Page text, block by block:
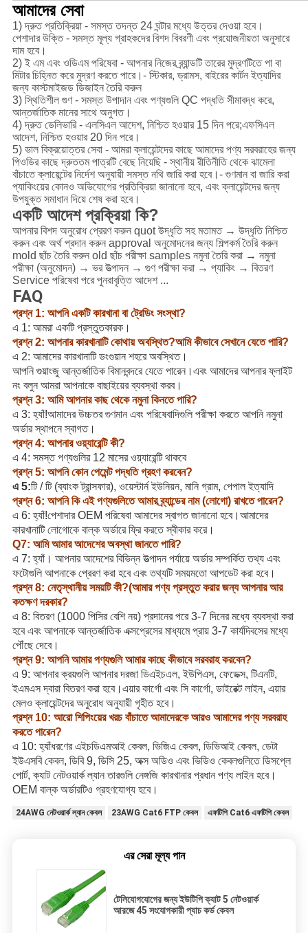
আমাদের সেবা
1) দ্রুত প্রতিক্রিয়া - সমস্ত তদন্ত 24 ঘন্টার মধ্যে উত্তর দেওয়া হবে।
পেশাদার উক্তি - সমস্ত মূল্য গ্রাহকদের বিশদ বিবরণী এবং প্রয়োজনীয়তা অনুসারে
দাম হবে।
2) ই এম এবং ওডিএম পরিষেবা - আপনার নিজের ব্র্যান্ডটি তারের মুদ্রণটিতে পা বা
মিটার চিহ্নিত করে মুদ্রণ করতে পারে।- স্টিকার, ড্রামস, বাইরের কার্টন ইত্যাদির
জন্য কাস্টমাইজড ডিজাইন তৈরি করুন
3) স্থিতিশীল গুণ - সমস্ত উপাদান এবং পণ্যগুলি QC পদ্ধতি সীমাবদ্ধ করে,
আন্তর্জাতিক মানের সাথে অনুগত।
4) দ্রুত ডেলিভারি - এলসিএল আদেশ, নিশ্চিত হওয়ার 15 দিন পরে;এফসিএল
আদেশ, নিশ্চিত হওয়ার 20 দিন পরে।
5) ভাল বিক্রয়োত্তর সেবা - আমরা ক্লায়েন্টদের কাছে আমাদের পণ্য সরবরাহের জন্য
পিওডির কাছে দ্রুততম পাত্রটি বেছে নিয়েছি - স্থানীয় রীতিনীতি থেকে ঝামেলা
বাঁচাতে ক্লায়েন্টের নির্দেশ অনুযায়ী সমস্ত নথি জারি করা হবে।- গুণমান বা জারি করা
প্যাকিংয়ের কোনও অভিযোগের প্রতিক্রিয়া জানানো হবে, এবং ক্লায়েন্টদের জন্য
উপযুক্ত সমাধান দিয়ে শেষ করা হবে।
একটি আদেশ প্রক্রিয়া কি?
আপনার বিশদ অনুরোধ প্রেরণ করুন quot উদ্ধৃতি সহ মতামত → উদ্ধৃতি নিশ্চিত
করুন এবং অর্থ প্রদান করুন approval অনুমোদনের জন্য শিল্পকর্ম তৈরি করুন
mold ছাঁচ তৈরি করুন old ছাঁচ পরীক্ষা samples নমুনা তৈরি করা → নমুনা
পরীক্ষা (অনুমোদন) → ভর উত্পাদন → গুণ পরীক্ষা করা → প্যাকিং → বিতরণ
Service পরিষেবা পরে পুনরাবৃত্তি আদেশ ...
FAQ
প্রশ্ন 1: আপনি একটি কারখানা বা ট্রেডিং সংস্থা?
এ 1: আমরা একটি প্রস্তুতকারক।
প্রশ্ন 2: আপনার কারখানাটি কোথায় অবস্থিত?আমি কীভাবে সেখানে যেতে পারি?
এ 2: আমাদের কারখানাটি ডংগুয়ান শহরে অবস্থিত।
আপনি গুয়াংজু আন্তর্জাতিক বিমানবন্দরে যেতে পারেন।এবং আমাদের আপনার ফ্লাইট
নং বলুন আমরা আপনাকে বাছাইয়ের ব্যবস্থা করব।
প্রশ্ন 3: আমি আপনার কাছ থেকে নমুনা কিনতে পারি?
এ 3: হ্যাঁ!আমাদের উচ্চতর গুণমান এবং পরিষেবাদিগুলি পরীক্ষা করতে আপনি নমুনা
অর্ডার স্থাপনে স্বাগত।
প্রশ্ন 4: আপনার ওয়্যারেন্টি কী?
এ 4: সমস্ত পণ্যগুলির 12 মাসের ওয়্যারেন্টি থাকবে
প্রশ্ন 5: আপনি কোন পেমেন্ট পদ্ধতি গ্রহণ করবেন?
এ 5:টি / টি (ব্যাংক ট্রান্সফার), ওয়েস্টার্ন ইউনিয়ন, মানি গ্রাম, পেপাল ইত্যাদি
প্রশ্ন 6: আপনি কি এই পণ্যগুলিতে আমার ব্র্যান্ডের নাম (লোগো) রাখতে পারেন?
এ 6: হ্যাঁ!পেশাদার OEM পরিষেবা আমাদের স্বাগত জানানো হবে।আমাদের
কারখানাটি লোগোকে বাল্ক অর্ডারে ফ্রি করতে স্বীকার করে।
Q7: আমি আমার আদেশের অবস্থা জানতে পারি?
এ 7: হ্যাঁ। আপনার আদেশের বিভিন্ন উত্পাদন পর্যায়ে অর্ডার সম্পর্কিত তথ্য এবং
ফটোগুলি আপনাকে প্রেরণ করা হবে এবং তথ্যটি সময়মতো আপডেট করা হবে।
প্রশ্ন 8: নেতৃস্থানীয় সময়টি কী?(আমার পণ্য প্রস্তুত করার জন্য আপনার আর
কতক্ষণ দরকার?
এ 8: বিতরণ (1000 পিসির বেশি নয়) প্রদানের পরে 3-7 দিনের মধ্যে ব্যবস্থা করা
হবে এবং আপনাকে আন্তর্জাতিক এক্সপ্রেসের মাধ্যমে প্রায় 3-7 কার্যদিবসের মধ্যে
পৌঁছে দেবে।
প্রশ্ন 9: আপনি আমার পণ্যগুলি আমার কাছে কীভাবে সরবরাহ করবেন?
এ 9: আপনার ক্রয়গুলি আপনার দরজা ডিএইচএল, ইউপিএস, ফেডেক্স, টিএনটি,
ইএমএস দ্বারা বিতরণ করা হবে।এয়ার কার্গো এবং সি কার্গো, ডাইরেক্ট লাইন, এয়ার
মেলও ক্লায়েন্টদের অনুরোধ অনুযায়ী গৃহীত হবে।
প্রশ্ন 10: আরো শিপিংয়ের খরচ বাঁচাতে আমাদেরকে আরও আমাদের পণ্য সরবরাহ
করতে পারেন?
এ 10: হ্যাঁধরণের এইচডিএমআই কেবল, ভিজিএ কেবল, ডিভিআই কেবল, ডেটা
ইউএসবি কেবল, ডিবি 9, ডিসি 25, অক্স অডিও এবং ভিডিও কেবলগুলিতে ডিসপ্লে
পোর্ট, ক্যাট নেটওয়ার্ক ল্যান তারগুলি নেঙ্গজি কারখানার প্রধান পণ্য লাইন হবে।
OEM বাল্ক অর্ডারটিও গ্রহণযোগ্য হবে।
24AWG নেটওয়ার্ক ল্যান কেবল 23AWG Cat6 FTP কেবল এফটিপি Cat6 এফটিপি কেবল
এর সেরা মূল্য পান
টেলিযোগযোগের জন্য ইউটিপি ক্যাট 5 নেটওয়ার্ক
আরজে 45 সংযোগকারী প্যাচ কর্ড কেবল